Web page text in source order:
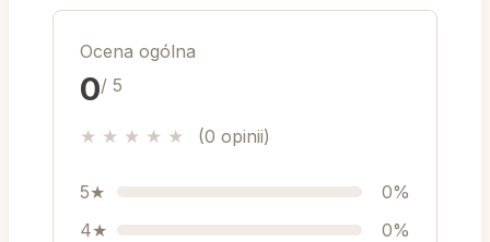
Ocena ogólna
0/ 5
★ ★ ★ ★ ★ (0 opinii)
5★
0%
4★
0%